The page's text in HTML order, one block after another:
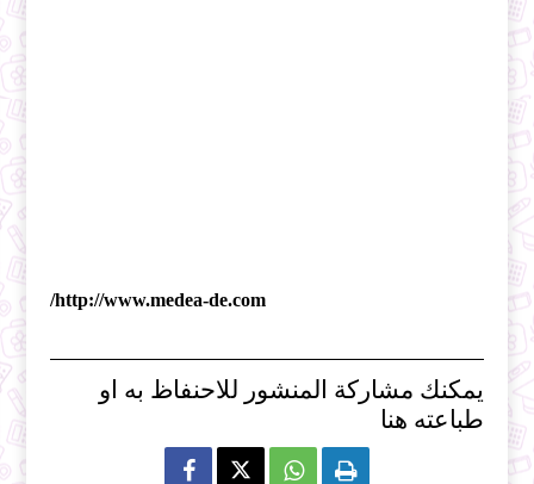
http://www.medea-de.com/
يمكنك مشاركة المنشور للاحنفاظ به او
طباعته هنا
  